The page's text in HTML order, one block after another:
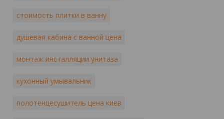
стоимость плитки в ванну
душевая кабина с ванной цена
монтаж инсталляции унитаза
кухонный умывальник
полотенцесушитель цена киев